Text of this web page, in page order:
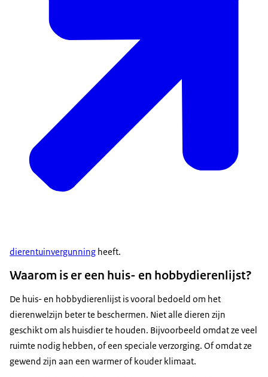
dierentuinvergunning heeft.
Waarom is er een huis- en hobbydierenlijst?
De huis- en hobbydierenlijst is vooral bedoeld om het
dierenwelzijn beter te beschermen. Niet alle dieren zijn
geschikt om als huisdier te houden. Bijvoorbeeld omdat ze veel
ruimte nodig hebben, of een speciale verzorging. Of omdat ze
gewend zijn aan een warmer of kouder klimaat.